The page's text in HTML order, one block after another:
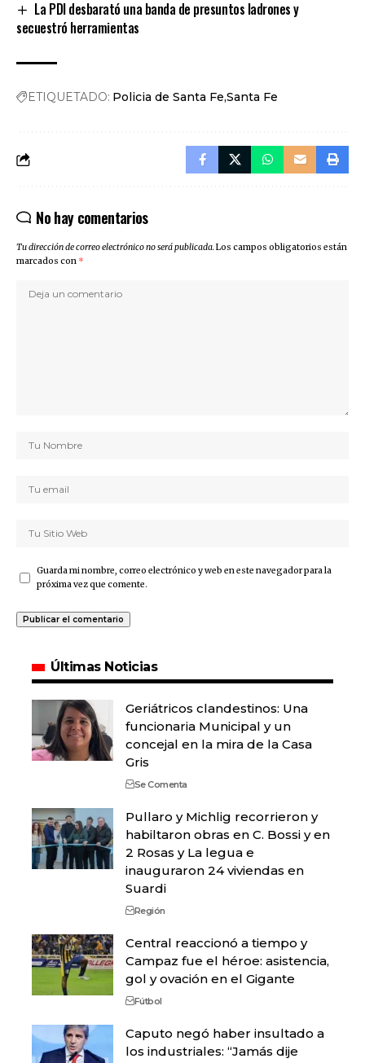
La PDI desbarató una banda de presuntos ladrones y
secuestró herramientas
ETIQUETADO: Policia de Santa Fe Santa Fe
No hay comentarios
Tu dirección de correo electrónico no será publicada.Los campos obligatorios están
marcados con *
Guarda mi nombre, correo electrónico y web en este navegador para la
próxima vez que comente.
Últimas Noticias
Geriátricos clandestinos: Una
funcionaria Municipal y un
concejal en la mira de la Casa
Gris
Se Comenta
Pullaro y Michlig recorrieron y
habiltaron obras en C. Bossi y en
2 Rosas y La legua e
inauguraron 24 viviendas en
Suardi
Región
Central reaccionó a tiempo y
Campaz fue el héroe: asistencia,
gol y ovación en el Gigante
Fútbol
Caputo negó haber insultado a
los industriales: “Jamás dije